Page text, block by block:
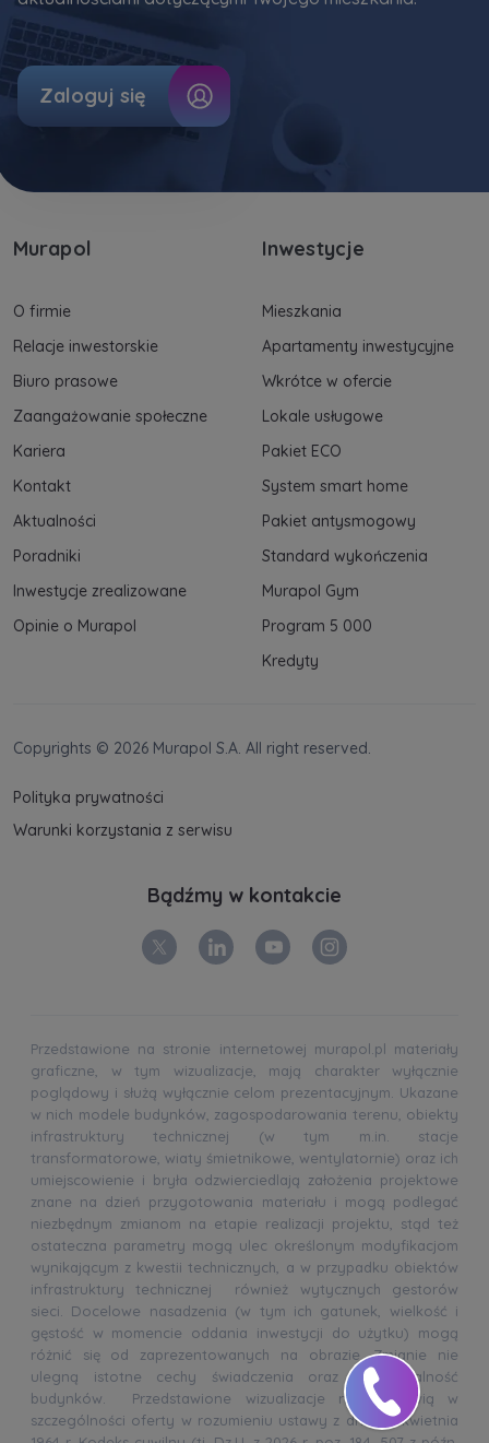
Murapol
O firmie
Relacje inwestorskie
Biuro prasowe
Zaangażowanie społeczne
Kariera
Kontakt
Aktualności
Poradniki
Inwestycje zrealizowane
Opinie o Murapol
Inwestycje
Mieszkania
Apartamenty inwestycyjne
Wkrótce w ofercie
Lokale usługowe
Pakiet ECO
System smart home
Pakiet antysmogowy
Standard wykończenia
Murapol Gym
Program 5 000
Kredyty
Zaloguj się
Copyrights © 2026 Murapol S.A. All right reserved.
Polityka prywatności
Warunki korzystania z serwisu
Bądźmy w kontakcie
Przedstawione na stronie internetowej murapol.pl materiały
graficzne, w tym wizualizacje, mają charakter wyłącznie
poglądowy i służą wyłącznie celom prezentacyjnym. Ukazane
w nich modele budynków, zagospodarowania terenu, obiekty
infrastruktury technicznej (w tym m.in. stacje
transformatorowe, wiaty śmietnikowe, wentylatornie) oraz ich
umiejscowienie i bryła odzwierciedlają założenia projektowe
znane na dzień przygotowania materiału i mogą podlegać
niezbędnym zmianom na etapie realizacji projektu, stąd też
ostateczna parametry mogą ulec określonym modyfikacjom
wynikającym z kwestii technicznych, a w przypadku obiektów
infrastruktury technicznej również wytycznych gestorów
sieci. Docelowe nasadzenia (w tym ich gatunek, wielkość i
gęstość w momencie oddania inwestycji do użytku) mogą
różnić się od zaprezentowanych na obrazie. Zmianie nie
ulegną istotne cechy świadczenia oraz funkcjonalność
budynków. Przedstawione wizualizacje nie stanowią w
szczególności oferty w rozumieniu ustawy z dnia 23 kwietnia